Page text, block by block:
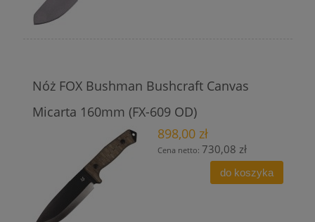
Nóż FOX Bushman Bushcraft Canvas
Micarta 160mm (FX-609 OD)
898,00 zł
Cena netto: 730,08 zł
do koszyka